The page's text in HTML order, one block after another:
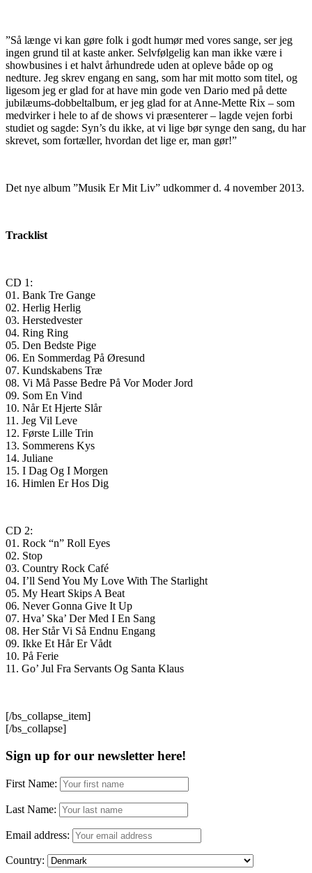
”Så længe vi kan gøre folk i godt humør med vores sange, ser jeg
ingen grund til at kaste anker. Selvfølgelig kan man ikke være i
showbusines i et halvt århundrede uden at opleve både op og
nedture. Jeg skrev engang en sang, som har mit motto som titel, og
ligesom jeg er glad for at have min gode ven Dario med på dette
jubilæums-dobbeltalbum, er jeg glad for at Anne-Mette Rix – som
medvirker i hele to af de shows vi præsenterer – lagde vejen forbi
studiet og sagde: Syn’s du ikke, at vi lige bør synge den sang, du har
skrevet, som fortæller, hvordan det lige er, man gør!”
Det nye album ”Musik Er Mit Liv” udkommer d. 4 november 2013.
Tracklist
CD 1:
01. Bank Tre Gange
02. Herlig Herlig
03. Herstedvester
04. Ring Ring
05. Den Bedste Pige
06. En Sommerdag På Øresund
07. Kundskabens Træ
08. Vi Må Passe Bedre På Vor Moder Jord
09. Som En Vind
10. Når Et Hjerte Slår
11. Jeg Vil Leve
12. Første Lille Trin
13. Sommerens Kys
14. Juliane
15. I Dag Og I Morgen
16. Himlen Er Hos Dig
CD 2:
01. Rock “n” Roll Eyes
02. Stop
03. Country Rock Café
04. I’ll Send You My Love With The Starlight
05. My Heart Skips A Beat
06. Never Gonna Give It Up
07. Hva’ Ska’ Der Med I En Sang
08. Her Står Vi Så Endnu Engang
09. Ikke Et Hår Er Vådt
10. På Ferie
11. Go’ Jul Fra Servants Og Santa Klaus
[/bs_collapse_item]
[/bs_collapse]
Sign up for our newsletter here!
First Name:
Last Name:
Email address:
Country: